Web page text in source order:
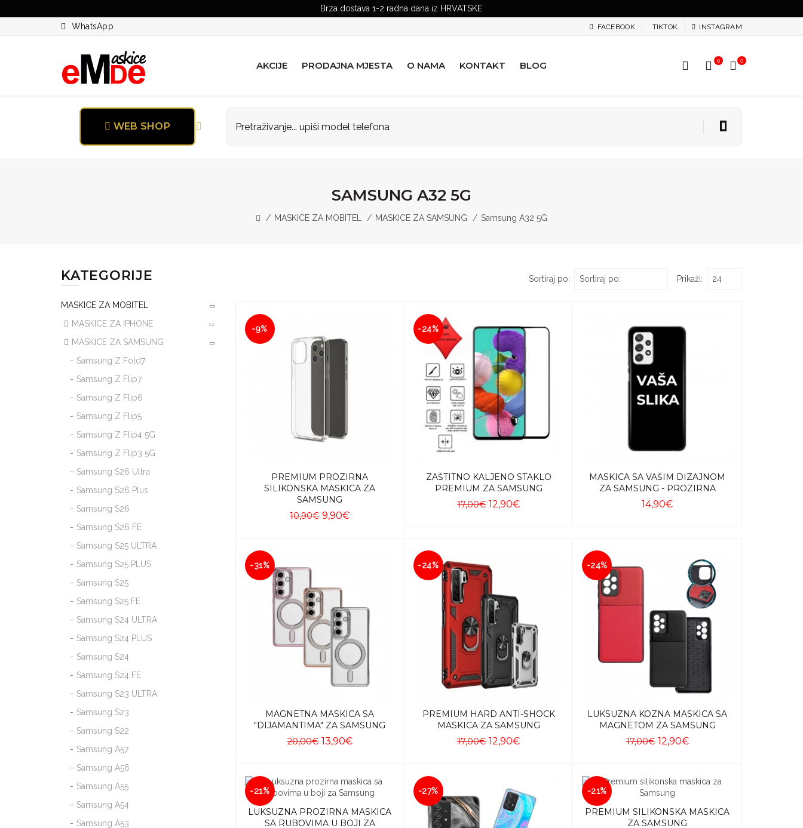
Brza dostava 1-2 radna dana iz HRVATSKE
WhatsApp
FACEBOOK TIKTOK INSTAGRAM
AKCIJE PRODAJNA MJESTA O NAMA KONTAKT BLOG 0 0
WEB SHOP
SAMSUNG A32 5G
MASKICE ZA MOBITEL MASKICE ZA SAMSUNG Samsung A32 5G
KATEGORIJE
MASKICE ZA MOBITEL
MASKICE ZA IPHONE
MASKICE ZA SAMSUNG
Samsung Z Fold7
Samsung Z Flip7
Samsung Z Flip6
Samsung Z Flip5
Samsung Z Flip4 5G
Samsung Z Flip3 5G
Samsung S26 Ultra
Samsung S26 Plus
Samsung S26
Samsung S26 FE
Samsung S25 ULTRA
Samsung S25 PLUS
Samsung S25
Samsung S25 FE
Samsung S24 ULTRA
Samsung S24 PLUS
Samsung S24
Samsung S24 FE
Samsung S23 ULTRA
Samsung S23
Samsung S22
Samsung A57
Samsung A56
Samsung A55
Samsung A54
Samsung A53
Sortiraj po: Prikaži:
-9%
PREMIUM PROZIRNA
SILIKONSKA MASKICA ZA
SAMSUNG
10,90€ 9,90€
-24%
ZAŠTITNO KALJENO STAKLO
PREMIUM ZA SAMSUNG
17,00€ 12,90€
MASKICA SA VAŠIM DIZAJNOM
ZA SAMSUNG - PROZIRNA
14,90€
-31%
MAGNETNA MASKICA SA
"DIJAMANTIMA" ZA SAMSUNG
20,00€ 13,90€
-24%
PREMIUM HARD ANTI-SHOCK
MASKICA ZA SAMSUNG
17,00€ 12,90€
-24%
LUKSUZNA KOZNA MASKICA SA
MAGNETOM ZA SAMSUNG
17,00€ 12,90€
-21%
LUKSUZNA PROZIRNA MASKICA
SA RUBOVIMA U BOJI ZA
-27% -21%
PREMIUM SILIKONSKA MASKICA
ZA SAMSUNG